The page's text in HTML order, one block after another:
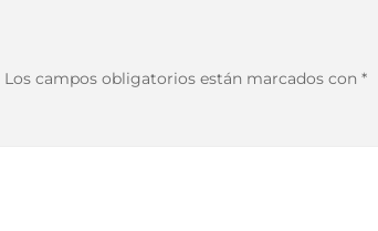
Los campos obligatorios están marcados con *